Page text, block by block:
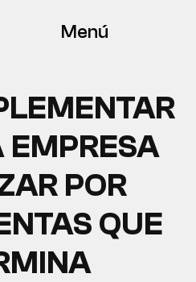
Menú
EMPRESA
POR
QUE